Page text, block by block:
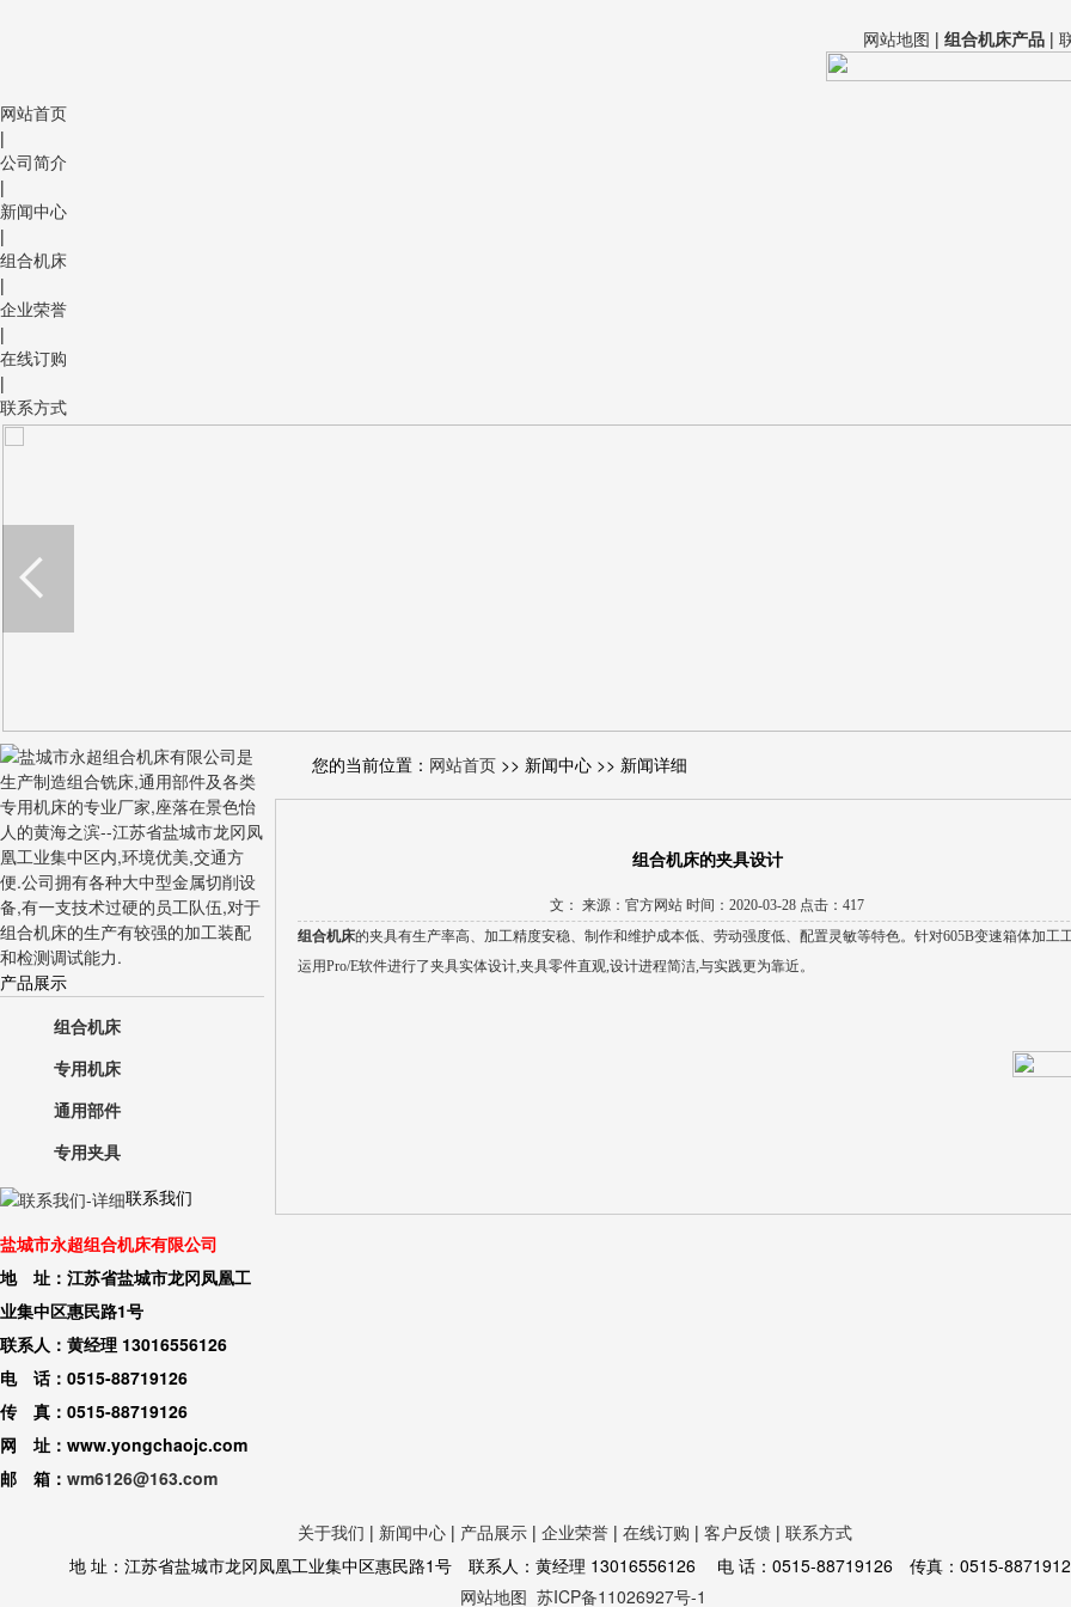
网站地图 | 组合机床产品 |
网站首页
|
公司简介
|
新闻中心
|
组合机床
|
企业荣誉
|
在线订购
|
联系方式
产品展示
组合机床
专用机床
通用部件
专用夹具
联系我们
盐城市永超组合机床有限公司
地 址：江苏省盐城市龙冈凤凰工
业集中区惠民路1号
联系人：黄经理 13016556126
电 话：0515-88719126
传 真：0515-88719126
网 址：www.yongchaojc.com
邮 箱： wm6126@163.com
您的当前位置： 网站首页 >> 新闻中心 >> 新闻详细
组合机床的夹具设计
文： 来源：官方网站 时间：2020-03-28 点击：417
组合机床的夹具有生产率高、加工精度安稳、制作和维护成本低、劳动强度低、配置灵敏等特色。针对605B变速箱体加工
运用Pro/E软件进行了夹具实体设计,夹具零件直观,设计进程简洁,与实践更为靠近。
关于我们 | 新闻中心 | 产品展示 | 企业荣誉 | 在线订购 | 客户反馈 | 联系方式
地 址：江苏省盐城市龙冈凤凰工业集中区惠民路1号 联系人：黄经理 13016556126 电 话：0515-88719126 传真：0515-
网站地图 苏ICP备11026927号-1